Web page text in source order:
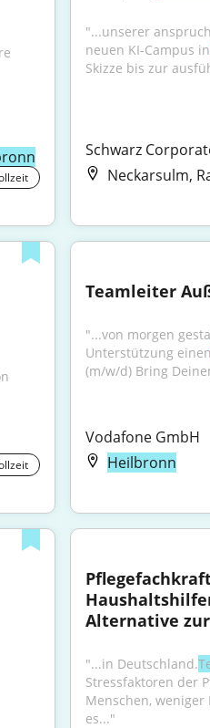
"...unserer
neuen KI-Campus in
Skizze bis zur
Schwarz
Neckarsulm,
Teamleiter
"...von morgen
Unterstützung einen
(m/w/d) Bring
Vodafone GmbH
Heilbronn
Alternative
"...in Deutschland.
Stressfaktoren der
Menschen,
es..."